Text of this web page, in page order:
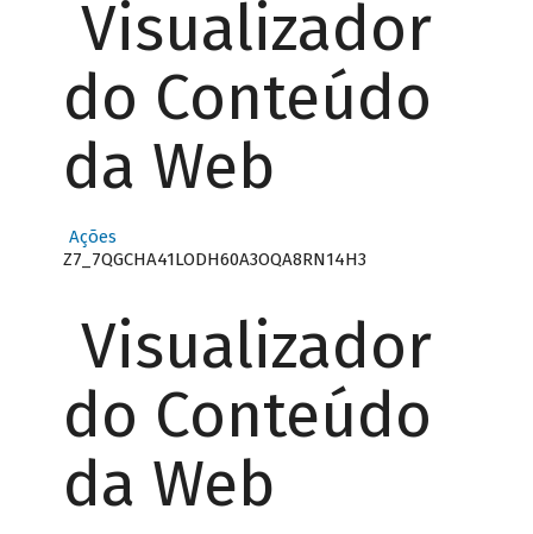
Visualizador
do Conteúdo
da Web
Ações
Z7_7QGCHA41LODH60A3OQA8RN14H3
Visualizador
do Conteúdo
da Web